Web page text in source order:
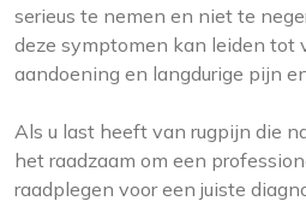
serieus te nemen en niet te
deze symptomen kan leiden tot
aandoening en langdurige pijn
Als u last heeft van rugpijn die
het raadzaam om een
raadplegen voor een juiste